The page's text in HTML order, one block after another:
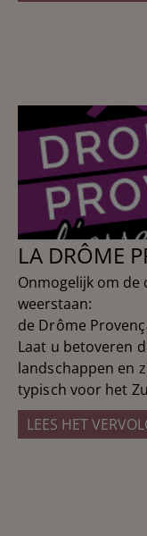
LA DRÔME
Onmogelijk om de
weerstaan:
de Drôme
Laat u betoveren
landschappen en
typisch voor het
LEES HET